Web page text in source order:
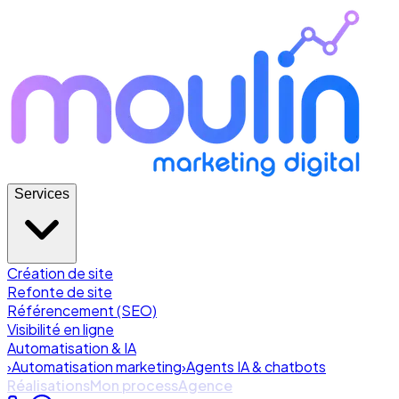
Services
Création de site
Refonte de site
Référencement (SEO)
Visibilité en ligne
Automatisation & IA
›Automatisation marketing›Agents IA & chatbots
RéalisationsMon processAgence